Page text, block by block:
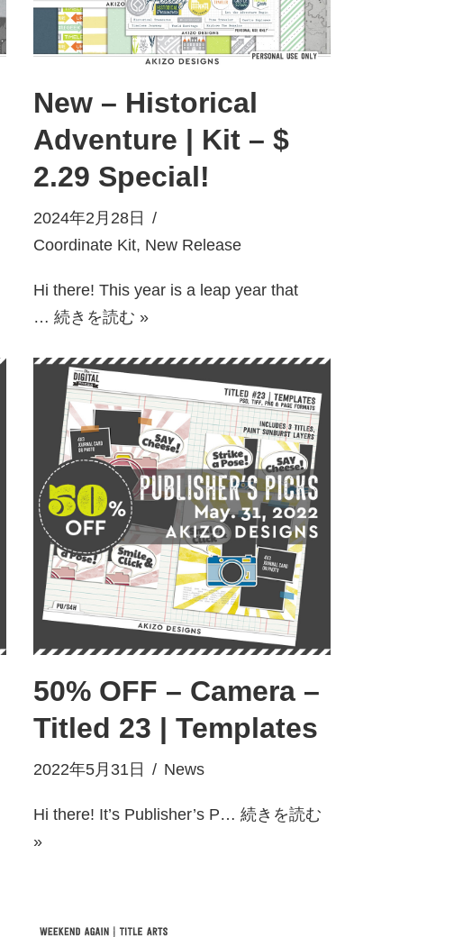
New – Historical
Adventure | Kit – $
2.29 Special!
2024年2月28日
Coordinate Kit, New Release
Hi there! This year is a leap year that
… 続きを読む »
50% OFF – Camera –
Titled 23 | Templates
2022年5月31日 News
Hi there! It’s Publisher’s P… 続きを読む
»